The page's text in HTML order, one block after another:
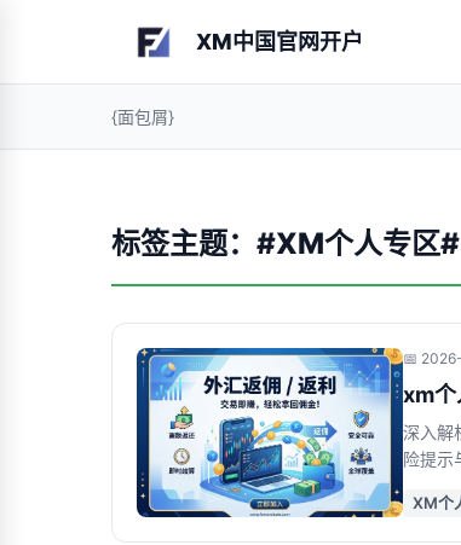
XM中国官网开户
{面包屑}
标签主题：#XM个人专区#
📅
xm个
深入解
险提示
XM个